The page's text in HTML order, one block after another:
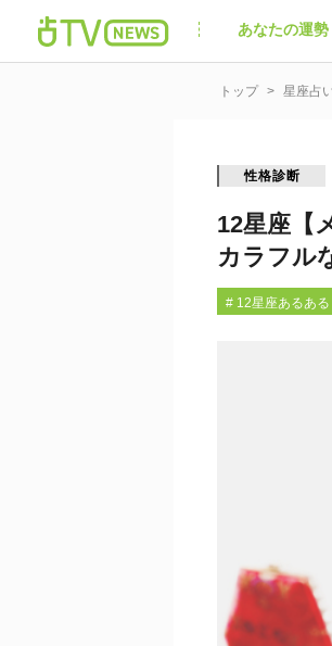
あなたの運勢
性格診断
12星座【
カラフル
# 12星座あるある
トップ 星座占